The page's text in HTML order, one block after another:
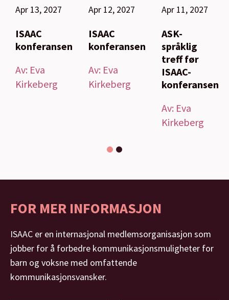
Apr 13, 2027
ISAAC
konferansen
Av: Eva
Kirkeberg
Apr 12, 2027
ISAAC
konferansen
Av: Eva
Kirkeberg
Apr 11, 2027
ASK-
språklig
treff før
ISAAC-
konferansen
Av: Eva
Kirkeberg
FOR MER INFORMASJON
ISAAC er en internasjonal medlemsorganisasjon som
jobber for å forbedre kommunikasjonsmuligheter for
barn og voksne med omfattende
kommunikasjonsvansker.